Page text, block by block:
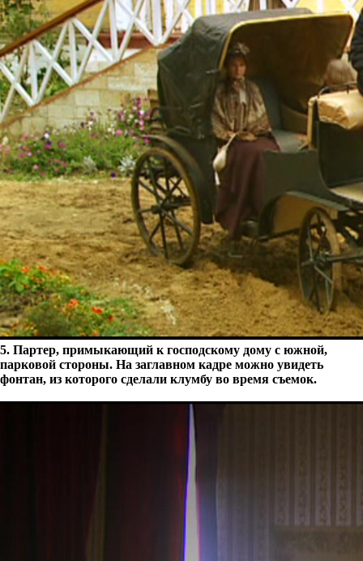
5. Партер, примыкающий к господскому дому с южной,
парковой стороны. На заглавном кадре можно увидеть
фонтан, из которого сделали клумбу во время съемок.